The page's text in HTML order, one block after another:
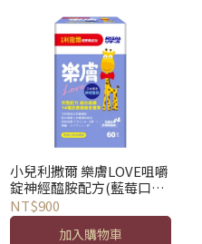
小兒利撒爾 樂膚LOVE咀嚼
錠神經醯胺配方(藍莓口味)
(60粒/盒)
NT$900
加入購物車